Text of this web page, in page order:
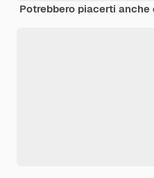
Potrebbero piacerti anche